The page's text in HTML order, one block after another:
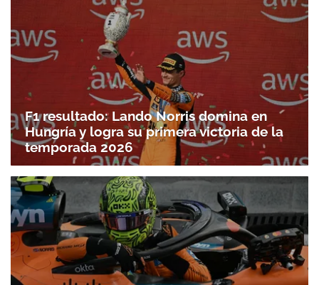
F1 resultado: Lando Norris domina en
Hungría y logra su primera victoria de la
temporada 2026